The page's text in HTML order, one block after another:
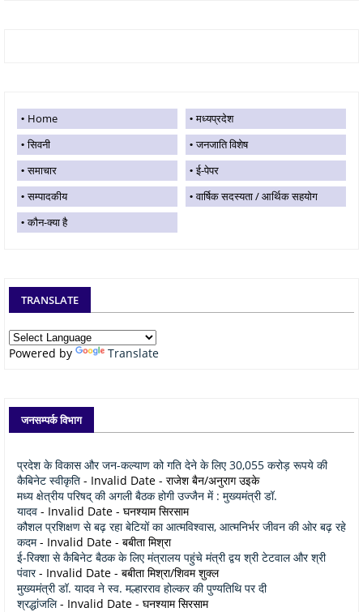
Home
मध्यप्रदेश
सिवनी
जनजाति विशेष
समाचार
ई-पेपर
सम्पादकीय
वार्षिक सदस्यता / आर्थिक सहयोग
कौन-क्या है
TRANSLATE
Powered by Translate
जनसम्पर्क विभाग
प्रदेश के विकास और जन-कल्याण को गति देने के लिए 30,055 करोड़ रूपये की
कैबिनेट स्वीकृति - Invalid Date - राजेश बैन/अनुराग उइके
मध्य क्षेत्रीय परिषद् की अगली बैठक होगी उज्जैन में : मुख्यमंत्री डॉ.
यादव - Invalid Date - घनश्याम सिरसाम
कौशल प्रशिक्षण से बढ़ रहा बेटियों का आत्मविश्वास, आत्मनिर्भर जीवन की ओर बढ़ रहे
कदम- Invalid Date - बबीता मिश्रा
ई-रिक्शा से कैबिनेट बैठक के लिए मंत्रालय पहुंचे मंत्री द्वय श्री टेटवाल और श्री
पंवार- Invalid Date - बबीता मिश्रा/शिवम शुक्ल
मुख्यमंत्री डॉ. यादव ने स्व. मल्हारराव होल्कर की पुण्यतिथि पर दी
श्रद्धांजलि- Invalid Date - घनश्याम सिरसाम